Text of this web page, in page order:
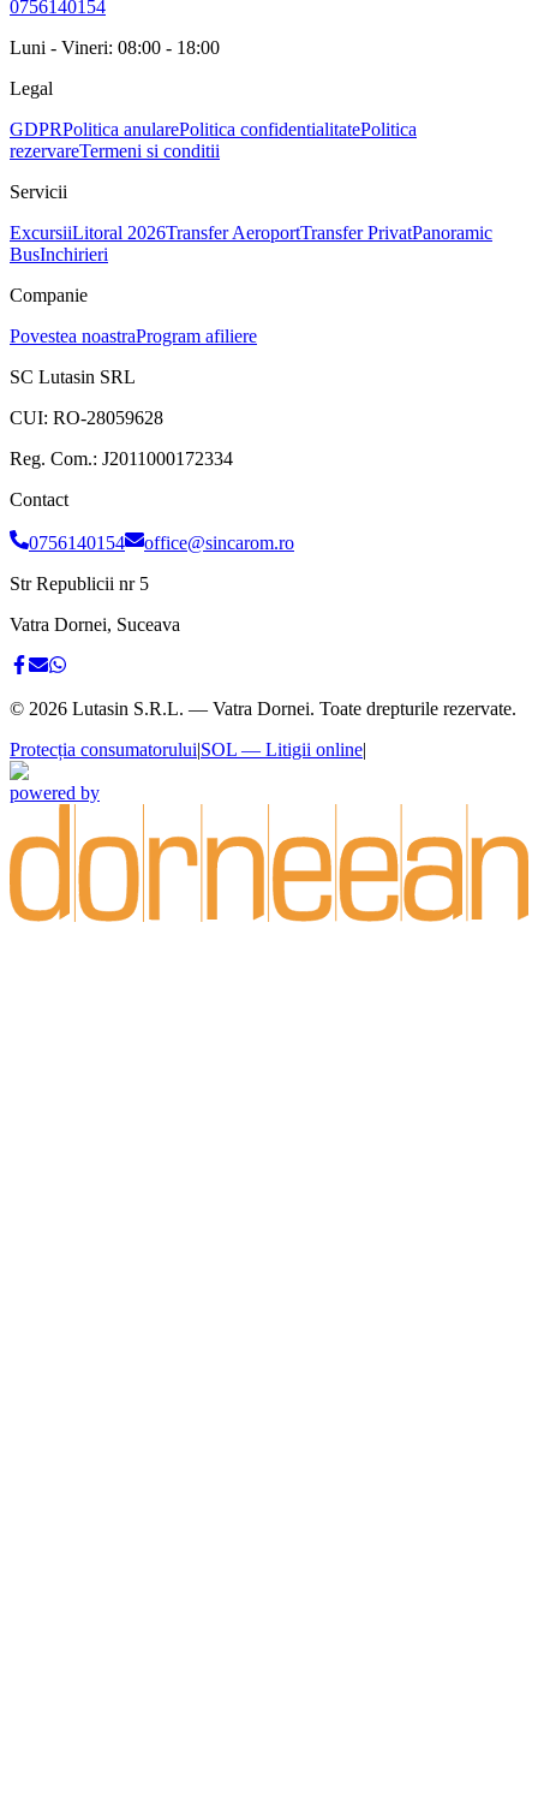
0756140154
Luni - Vineri: 08:00 - 18:00
Legal
GDPRPolitica anularePolitica confidentialitatePolitica
rezervareTermeni si conditii
Servicii
ExcursiiLitoral 2026Transfer AeroportTransfer PrivatPanoramic
BusInchirieri
Companie
Povestea noastraProgram afiliere
SC Lutasin SRL
CUI: RO-28059628
Reg. Com.: J2011000172334
Contact
0756140154
office@sincarom.ro
Str Republicii nr 5
Vatra Dornei, Suceava
© 2026 Lutasin S.R.L. — Vatra Dornei. Toate drepturile rezervate.
Protecția consumatorului|SOL — Litigii online|
powered by